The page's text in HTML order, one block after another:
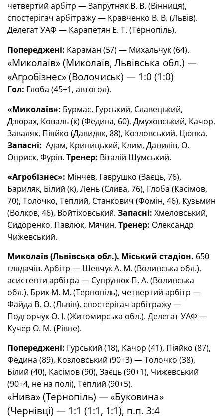
четвертий арбітр — Запрутняк В. В. (Вінниця),
спостерігач арбітражу — Кравченко В. В. (Львів).
Делегат УАФ — Карапетян Е. Т. (Тернопіль).
Попереджені: Караман (57) — Михальчук (64).
«Миколаїв» (Миколаїв, Львівська обл.) —
«Агробізнес» (Волочиськ) — 1:0 (1:0)
Гол: Глоба (45+1, автогол).
«Миколаїв»: Бурмас, Гурський, Славецький,
Дзюрах, Коваль (к) (Федина, 60), Дмуховський, Качор,
Заваляк, Піяйко (Давидяк, 88), Козловський, Цюпка.
Запасні: Адам, Криницький, Клим, Данилів, О.
Оприск, Фурів. Тренер: Віталій Шумський.
«Агробізнес»: Мінчев, Гаврушко (Заєць, 76),
Бариляк, Білий (к), Лень (Слива, 76), Глоба (Касімов,
70), Толочко, Теплий, Станкович (Фомін, 46), Кузьмин
(Волков, 46), Войтіховський. Запасні: Хмеловський,
Сидоренко, Павлюк, Мячин. Тренер: Олександр
Чижевський.
Миколаїв (Львівська обл.). Міський стадіон. 650
глядачів. Арбітр — Шевчук А. М. (Волинська обл.),
асистенти арбітра — Супрунюк П. А. (Волинська
обл.), Брик М. М. (Тернопіль), четвертий арбітр —
Файда В. О. (Львів), спостерігач арбітражу —
Подгорчук О. І. (Житомирська обл.). Делегат УАФ —
Кучер О. М. (Рівне).
Попереджені: Гурський (18), Качор (41), Піяйко (87),
Федина (89), Козловський (90+3) — Толочко (38),
Білий (40), Касімов (90), Заєць (90+1), Чижевський
(90+4, не на полі), Теплий (90+5).
«Нива» (Тернопіль) — «Буковина»
(Чернівці) — 1:1 (1:1, 1:1), п.п. 3:4